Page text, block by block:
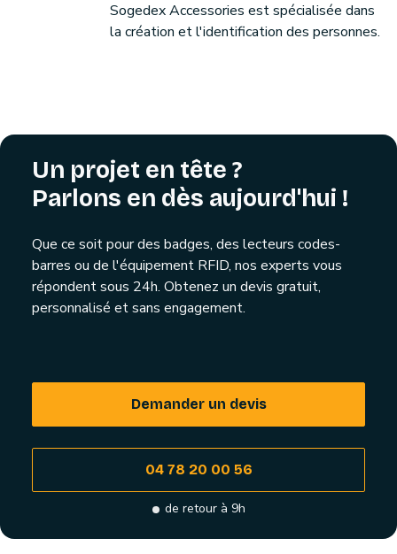
Sogedex Accessories est spécialisée dans
la création et l'identification des personnes.
Un projet en tête ?
Parlons en dès aujourd'hui !
Que ce soit pour des badges, des lecteurs codes-
barres ou de l'équipement RFID, nos experts vous
répondent sous 24h. Obtenez un devis gratuit,
personnalisé et sans engagement.
Demander un devis
04 78 20 00 56
de retour à 9h